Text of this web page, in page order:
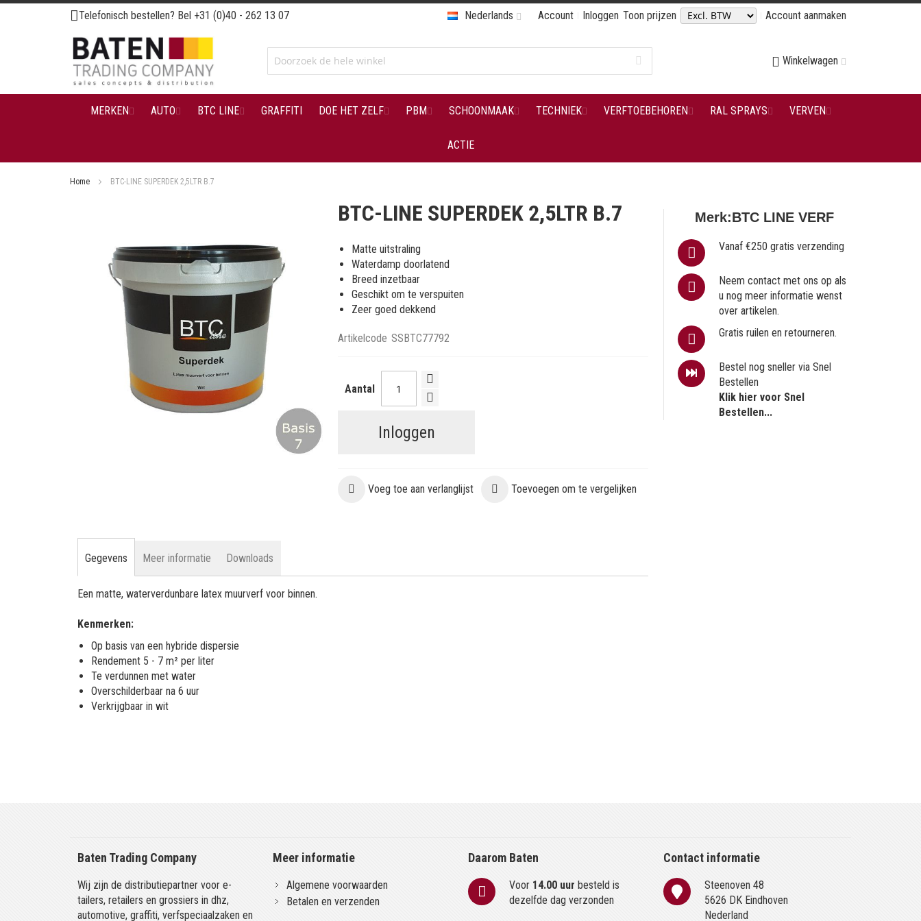
Ga
naar
de
inhoud
Telefonisch bestellen? Bel +31 (0)40 - 262 13 07 Account Inloggen Toon prijzen Account aanmaken
Nederlands
Winkelwagen
MERKEN AUTO BTC LINE GRAFFITI DOE HET ZELF PBM SCHOONMAAK TECHNIEK VERFTOEBEHOREN RAL SPRAYS VERVEN
ACTIE
Home BTC-LINE SUPERDEK 2,5LTR B.7
afbeeldingen-
de
afbeeldingen-
BTC-LINE SUPERDEK 2,5LTR B.7
Matte uitstraling
Waterdamp doorlatend
Breed inzetbaar
Geschikt om te verspuiten
Zeer goed dekkend
Artikelcode SSBTC77792
Aantal
Inloggen
Voeg toe aan verlanglijst Toevoegen om te vergelijken
Merk:BTC LINE VERF
Vanaf €250 gratis verzending
Neem contact met ons op als
u nog meer informatie wenst
over artikelen.
Gratis ruilen en retourneren.
Bestel nog sneller via Snel
Bestellen
Klik hier voor Snel
Bestellen...
Gegevens
Een matte, waterverdunbare latex muurverf voor binnen.
Kenmerken:
Op basis van een hybride dispersie
Rendement 5 - 7 m² per liter
Te verdunnen met water
Overschilderbaar na 6 uur
Verkrijgbaar in wit
Meer informatie Downloads
Baten Trading Company
Wij zijn de distributiepartner voor e-
tailers, retailers en grossiers in dhz,
automotive, graffiti, verfspeciaalzaken en
Meer informatie
Algemene voorwaarden
Betalen en verzenden
Daarom Baten
Voor 14.00 uur besteld is
dezelfde dag verzonden
Contact informatie
Steenoven 48
5626 DK Eindhoven
Nederland